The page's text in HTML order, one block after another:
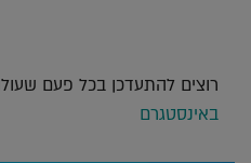
רוצים להתעדכן בכל פעם
באינסטגרם